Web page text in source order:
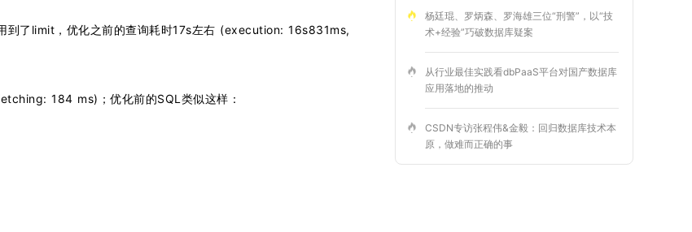
到了limit，优化之前的查询耗时17s左右 (execution: 16s831ms,
184 ms)；优化前的SQL类似这样：
杨廷琨、罗炳森、罗海雄三位“刑警”，以“技
术+经验”巧破数据库疑案
从行业最佳实践看dbPaaS平台对国产数据库
应用落地的推动
CSDN专访张程伟&金毅：回归数据库技术本
原，做难而正确的事